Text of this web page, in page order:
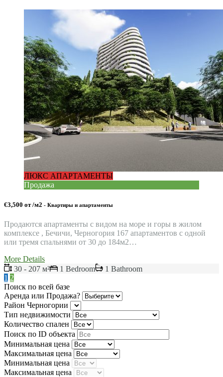
ЛЮКС АПАРТАМЕНТЫ
Продажа
€3,500 от /м2 - Квартиры и апартаменты
Продаются апартаменты с видом на море и горы в жилом
комплексе , Бечичи, Черногория 167 апартаментов с одной
или тремя спальнями от 30 до 184м2…
More Details
30 - 207 м²
1 Bedroom
1 Bathroom
1 2
Поиск по всей базе
Аренда или Продажа?
Район Черногории
Тип недвижимости
Количество спален
Поиск по ID объекта
Минимальная цена
Максимальная цена
Минимальная цена
Максимальная цена